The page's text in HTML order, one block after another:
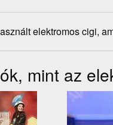
elektromos cigi,
mint az